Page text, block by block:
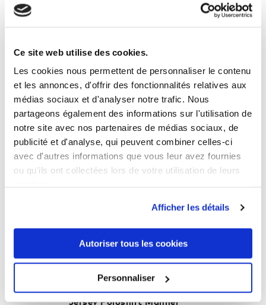
Ce site web utilise des cookies.
Les cookies nous permettent de personnaliser le contenu
et les annonces, d'offrir des fonctionnalités relatives aux
médias sociaux et d'analyser notre trafic. Nous
partageons également des informations sur l'utilisation de
notre site avec nos partenaires de médias sociaux, de
publicité et d'analyse, qui peuvent combiner celles-ci
avec d'autres informations que vous leur avez fournies
ou qu'ils ont collectées lors de votre utilisation de leurs
Afficher les détails
Autoriser tous les cookies
Personnaliser
30 ANDERE PRODUKTE DER
Jersey Poloshirt Männer